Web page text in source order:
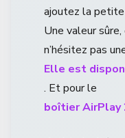
ajoutez la
Une valeur
n’hésitez pas
Elle est
. Et pour le
boîtier AirPlay